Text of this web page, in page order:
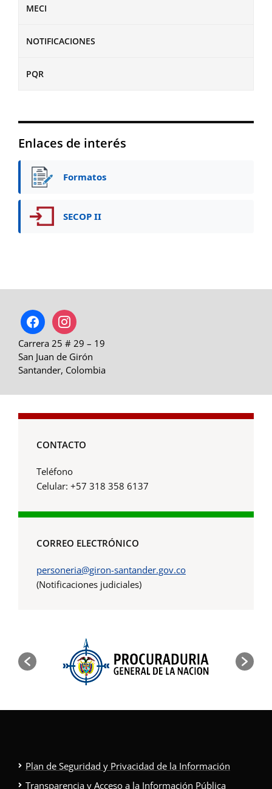
MECI
NOTIFICACIONES
PQR
Enlaces de interés
Formatos
SECOP II
facebookinstagram
Carrera 25 # 29 – 19
San Juan de Girón
Santander, Colombia
CONTACTO
Teléfono
Celular: +57 318 358 6137
CORREO ELECTRÓNICO
personeria@giron-santander.gov.co
(Notificaciones judiciales)
Plan de Seguridad y Privacidad de la Información
Transparencia y Acceso a la Información Pública